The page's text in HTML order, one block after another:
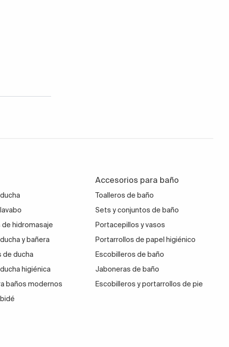
de hidromasaje
y bañera
de ducha
higiénica
baños modernos
Accesorios para baño
Toalleros de baño
Sets y conjuntos de baño
Portacepillos y vasos
Portarrollos de papel higiénico
Escobilleros de baño
Jaboneras de baño
Escobilleros y portarrollos de pie